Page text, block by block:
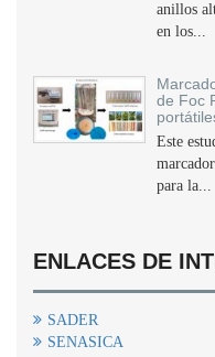
anillos
en los...
de Foc
Este
para la...
ENLACES DE
SADER
SENASICA